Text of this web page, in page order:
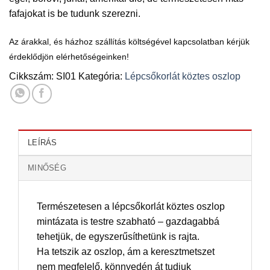
fafajokat is be tudunk szerezni.
Az árakkal, és házhoz szállítás költségével kapcsolatban kérjük
érdeklődjön elérhetőségeinken!
Cikkszám: SI01 Kategória: Lépcsőkorlát köztes oszlop
LEÍRÁS
MINŐSÉG
Természetesen a lépcsőkorlát köztes oszlop
mintázata is testre szabható – gazdagabbá
tehetjük, de egyszerűsíthetünk is rajta.
Ha tetszik az oszlop, ám a keresztmetszet
nem megfelelő, könnyedén át tudjuk